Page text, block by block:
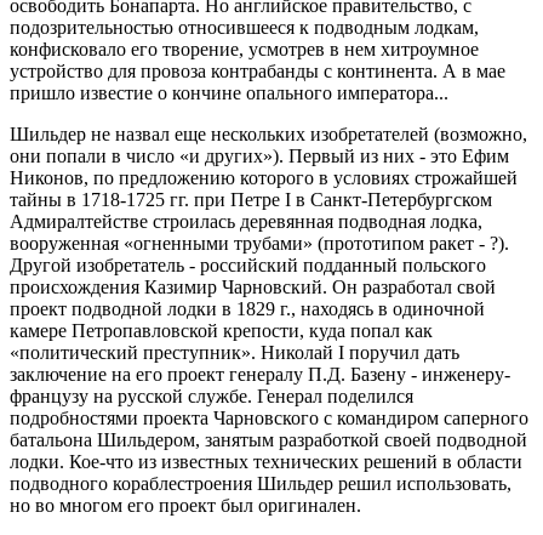
освободить Бонапарта. Но английское правительство, с
подозрительностью относившееся к подводным лодкам,
конфисковало его творение, усмотрев в нем хитроумное
устройство для провоза контрабанды с континента. А в мае
пришло известие о кончине опального императора...
Шильдер не назвал еще нескольких изобретателей (возможно,
они попали в число «и других»). Первый из них - это Ефим
Никонов, по предложению которого в условиях строжайшей
тайны в 1718-1725 гг. при Петре I в Санкт-Петербургском
Адмиралтействе строилась деревянная подводная лодка,
вооруженная «огненными трубами» (прототипом ракет - ?).
Другой изобретатель - российский подданный польского
происхождения Казимир Чарновский. Он разработал свой
проект подводной лодки в 1829 г., находясь в одиночной
камере Петропавловской крепости, куда попал как
«политический преступник». Николай I поручил дать
заключение на его проект генералу П.Д. Базену - инженеру-
французу на русской службе. Генерал поделился
подробностями проекта Чарновского с командиром саперного
батальона Шильдером, занятым разработкой своей подводной
лодки. Кое-что из известных технических решений в области
подводного кораблестроения Шильдер решил использовать,
но во многом его проект был оригинален.